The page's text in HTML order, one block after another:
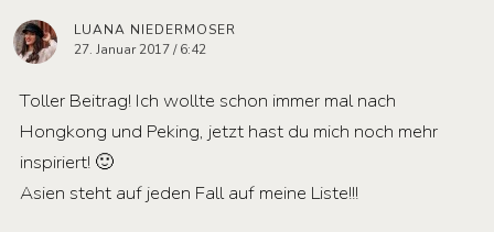
LUANA NIEDERMOSER
27. Januar 2017 / 6:42
Toller Beitrag! Ich wollte schon immer mal nach
Hongkong und Peking, jetzt hast du mich noch mehr
inspiriert! 🙂
Asien steht auf jeden Fall auf meine Liste!!!